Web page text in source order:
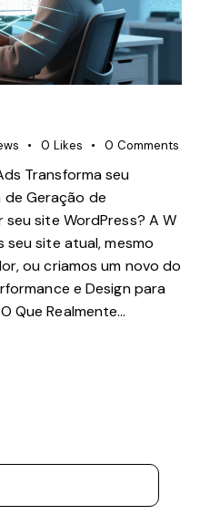
0 Likes 0 Comments
Transforma seu
de Geração de
site WordPress? A W
seu site atual, mesmo
ou criamos um novo do
e Design para
Que Realmente…